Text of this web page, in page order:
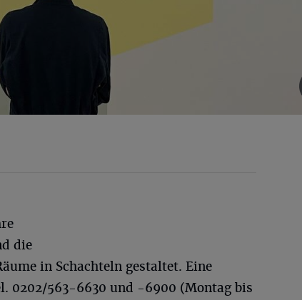
die
in Schachteln gestaltet. Eine
0202/563-6630 und -6900 (Montag bis